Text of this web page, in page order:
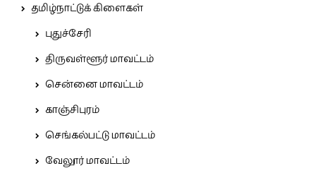
தமிழ்நாட்டுக் கிளைகள்
புதுச்சேரி
திருவள்ளூர் மாவட்டம்
சென்னை மாவட்டம்
காஞ்சிபுரம்
செங்கல்பட்டு மாவட்டம்
வேலூர் மாவட்டம்